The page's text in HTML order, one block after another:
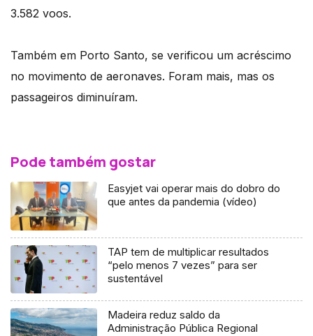
3.582 voos.
Também em Porto Santo, se verificou um acréscimo
no movimento de aeronaves. Foram mais, mas os
passageiros diminuíram.
Pode também gostar
Easyjet vai operar mais do dobro do
que antes da pandemia (vídeo)
TAP tem de multiplicar resultados
“pelo menos 7 vezes” para ser
sustentável
Madeira reduz saldo da
Administração Pública Regional